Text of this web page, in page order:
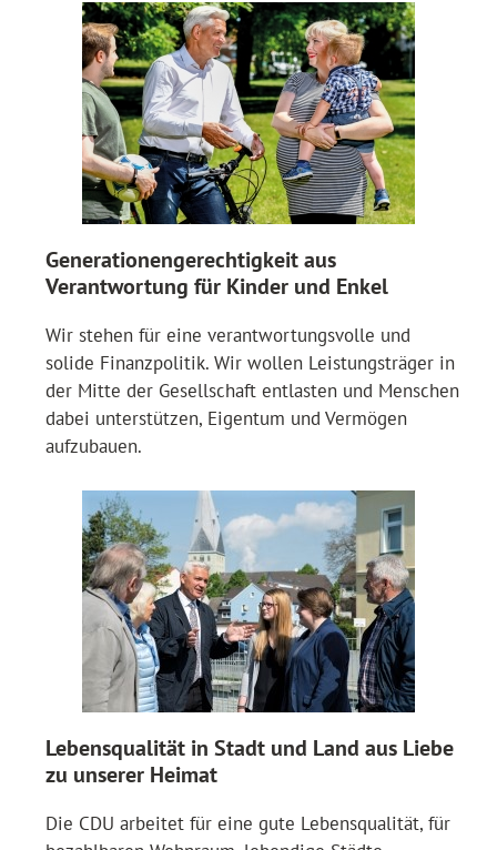
Generationengerechtigkeit aus
Verantwortung für Kinder und Enkel
Wir stehen für eine verantwortungsvolle und
solide Finanzpolitik. Wir wollen Leistungsträger in
der Mitte der Gesellschaft entlasten und Menschen
dabei unterstützen, Eigentum und Vermögen
aufzubauen.
Lebensqualität in Stadt und Land aus Liebe
zu unserer Heimat
Die CDU arbeitet für eine gute Lebensqualität, für